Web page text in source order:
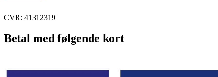
CVR: 41312319
Betal med følgende kort